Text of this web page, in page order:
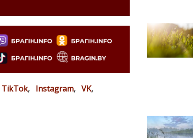
TikTok, Instagram, VK,